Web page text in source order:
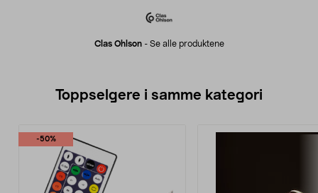
Clas Ohlson- Se alle produktene
Toppselgere i samme kategori
-50%